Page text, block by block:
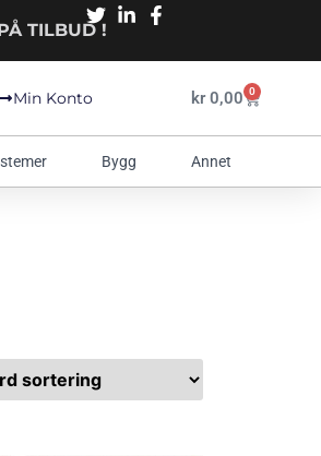
TILBUD !
Min Konto kr0,00 0
Bygg Annet